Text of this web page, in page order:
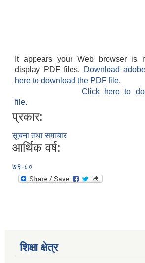
It appears your Web browser is
display PDF files.
Download
here to download the PDF file.
Click here to
file.
प्रकार:
सूचना तथा समाचार
आर्थिक वर्ष:
७९-८०
शिक्षा क्षेत्र